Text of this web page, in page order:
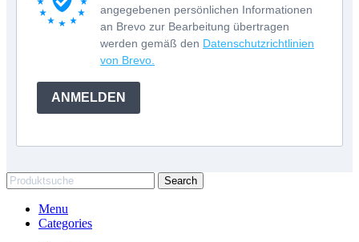
angegebenen persönlichen Informationen
an Brevo zur Bearbeitung übertragen
werden gemäß den Datenschutzrichtlinien
von Brevo.
ANMELDEN
Search
Menu
Categories